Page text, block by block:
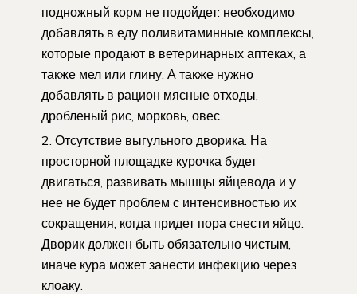
подножный корм не подойдет: необходимо
добавлять в еду поливитаминные комплексы,
которые продают в ветеринарных аптеках, а
также мел или глину. А также нужно
добавлять в рацион мясные отходы,
дробленый рис, морковь, овес.
Отсутствие выгульного дворика. На
просторной площадке курочка будет
двигаться, развивать мышцы яйцевода и у
нее не будет проблем с интенсивностью их
сокращения, когда придет пора снести яйцо.
Дворик должен быть обязательно чистым,
иначе кура может занести инфекцию через
клоаку.